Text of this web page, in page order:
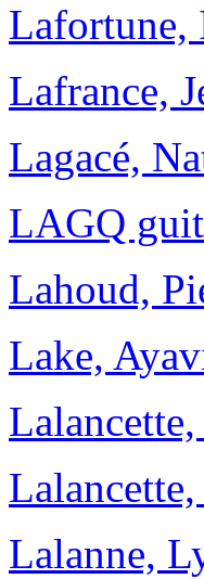
Lafortune,
Lafrance,
Lagacé,
LAGQ
Lahoud,
Lake,
Lalanne,